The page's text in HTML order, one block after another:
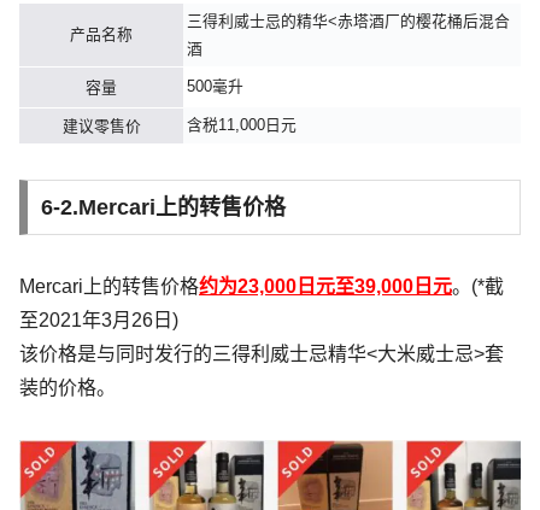
产品名称
三得利威士忌的精华<赤塔酒厂的樱花桶后混合
酒
容量 500毫升
建议零售价 含税11,000日元
6-2.Mercari上的转售价格
Mercari上的转售价格约为23,000日元至39,000日元。(*截
至2021年3月26日)
该价格是与 同时发行的三得利威士忌精华<大米威士忌>套
装的价格。